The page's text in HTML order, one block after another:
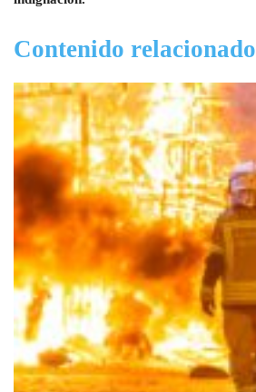
Contenido relacionado